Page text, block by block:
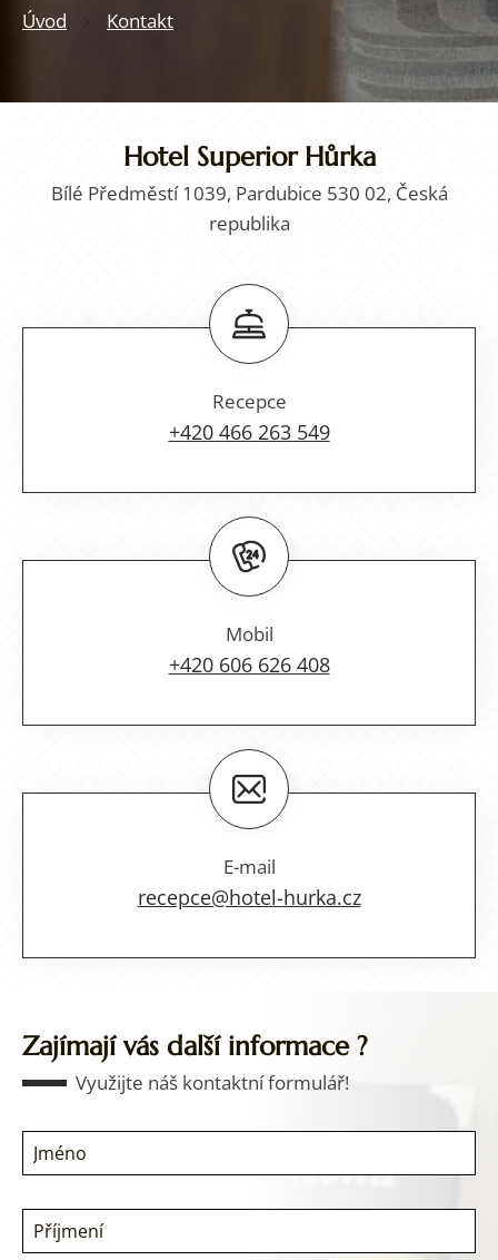
Úvod Kontakt
Hotel Superior Hůrka
Bílé Předměstí 1039, Pardubice 530 02, Česká
republika
Recepce
+420 466 263 549
Mobil
+420 606 626 408
E-mail
recepce@hotel-hurka.cz
Zajímají vás další informace ?
Využijte náš kontaktní formulář!